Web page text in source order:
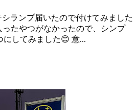
ランプ届いたので付けてみました
ったやつがなかったので、シンプ
にしてみました😊 意...